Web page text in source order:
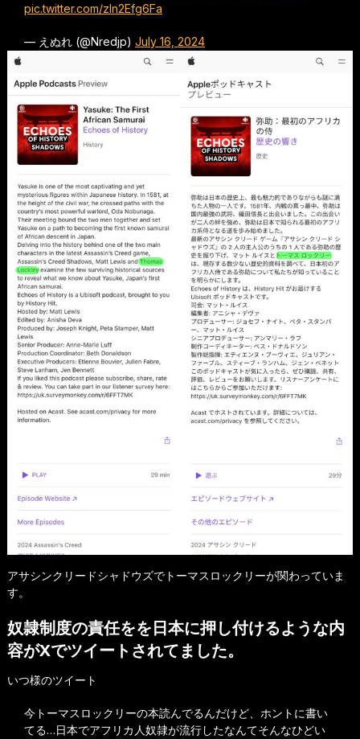
pic.twitter.com/zln2Efg6Fa
— えぬれ (@Nredjp) July 16, 2024
アサシンクリードシャドウズでトーマスロックリーが関わっていま
す。
奴隷制度の責任をを日本に押し付けるような内
容がXでツイートされてました。
いつ様のツイート
今トーマスロックリーの本読んでるんだけど、ホントに書い
てる…日本でアフリカ人奴隷が流行したなんてそんなひどい